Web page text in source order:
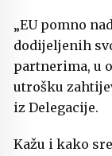
„EU pomno
dodijeljenih
partnerima, u
utrošku
iz Delegacije.
Kažu i kako